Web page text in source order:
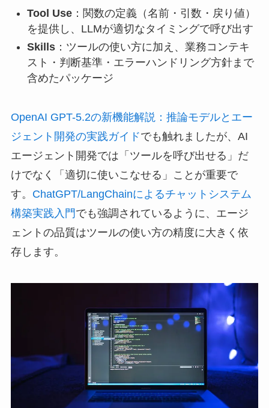
Tool Use：関数の定義（名前・引数・戻り値）
を提供し、LLMが適切なタイミングで呼び出す
Skills：ツールの使い方に加え、業務コンテキ
スト・判断基準・エラーハンドリング方針まで
含めたパッケージ
OpenAI GPT-5.2の新機能解説：推論モデルとエー
ジェント開発の実践ガイドでも触れましたが、AI
エージェント開発では「ツールを呼び出せる」だ
けでなく「適切に使いこなせる」ことが重要で
す。 ChatGPT/LangChainによるチャットシステム
構築実践入門 でも強調されているように、エージ
ェントの品質はツールの使い方の精度に大きく依
存します。